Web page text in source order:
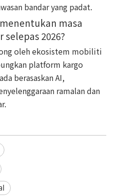
bandar yang padat.
masa
2026?
oleh ekosistem mobiliti
platform kargo
berasaskan AI,
ramalan dan